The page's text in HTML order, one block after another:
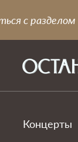
с разделом
Концерты